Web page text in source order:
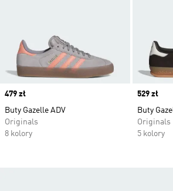
Price
479 zł
Buty Gazelle ADV
Originals
8 kolory
Price
529 zł
Buty
Originals
5 kolory